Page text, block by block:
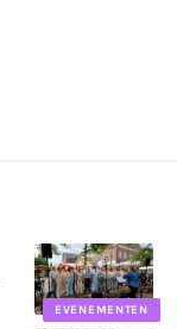
EVENEMENTEN